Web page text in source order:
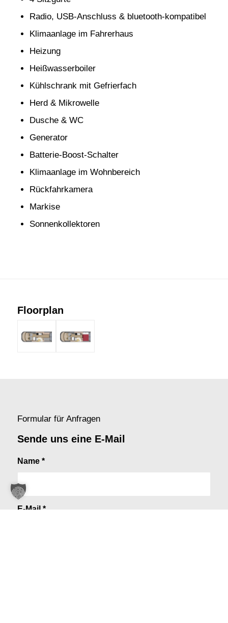
Radio, USB-Anschluss & bluetooth-kompatibel
Klimaanlage im Fahrerhaus
Heizung
Heißwasserboiler
Kühlschrank mit Gefrierfach
Herd & Mikrowelle
Dusche & WC
Generator
Batterie-Boost-Schalter
Klimaanlage im Wohnbereich
Rückfahrkamera
Markise
Sonnenkollektoren
Floorplan
Formular für Anfragen
Sende uns eine E-Mail
Name *
E-Mail *